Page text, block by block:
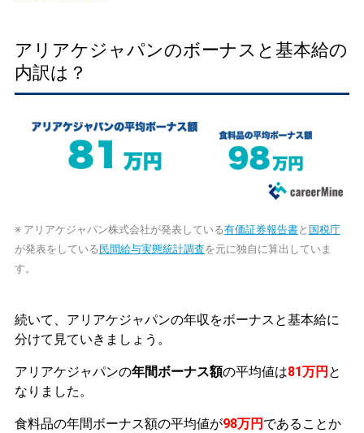
アリアケジャパンのボーナスと基本給の
内訳は？
※ アリアケジャパン株式会社が発表している有価証券報告書と 国税庁
が発表をしている 民間給与実態統計調査を元に独自に算出していま
す。
続いて、アリアケジャパンの年収をボーナスと基本給に
分けて見ていきましょう。
アリアケジャパンの年間ボーナス額の平均値は81万円 と
なりました。
食料品の年間ボーナス額の平均値が98万円 であることか